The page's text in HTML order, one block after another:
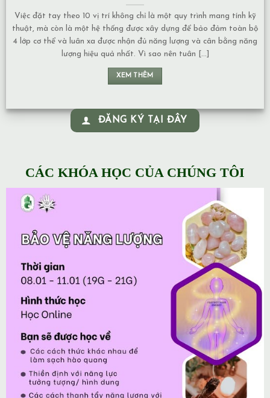
Việc đặt tay theo 10 vị trí không chỉ là một quy trình mang tính kỹ
thuật, mà còn là một hệ thống được xây dựng để bảo đảm toàn bộ
4 lớp cơ thể và luân xa được nhận đủ năng lượng và cân bằng năng
lượng hiệu quả nhất. Vì sao nên tuân [...]
XEM THÊM
ĐĂNG KÝ TẠI ĐÂY
CÁC KHÓA HỌC CỦA CHÚNG TÔI